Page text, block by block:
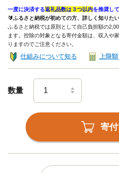
一度に決済する返礼品数は３つ以内を推奨し
🔰ふるさと納税が初めての方、詳しく知りた
ふるさと納税では原則として自己負担額の
ます。控除の対象となる寄付金額は、収入や
りますのでご注意ください。
仕組みについて知る 上限
数量
寄